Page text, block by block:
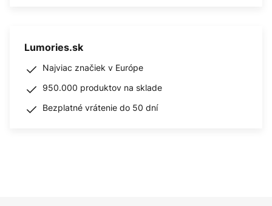
Lumories.sk
Najviac značiek v Európe
950.000 produktov na sklade
Bezplatné vrátenie do 50 dní